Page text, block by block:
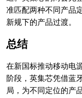
准匹配两种不同产品
新规下的产品过渡。
总结
在新国标推动移动电
阶段，英集芯凭借蓝
局，为不同定位的产